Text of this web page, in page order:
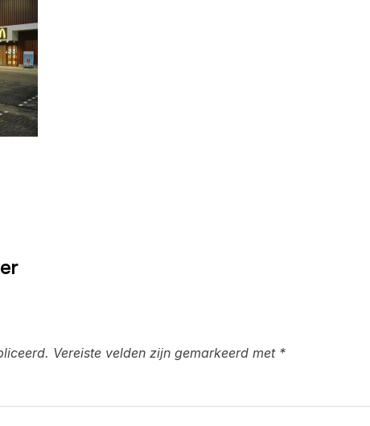
Vereiste velden zijn gemarkeerd met *